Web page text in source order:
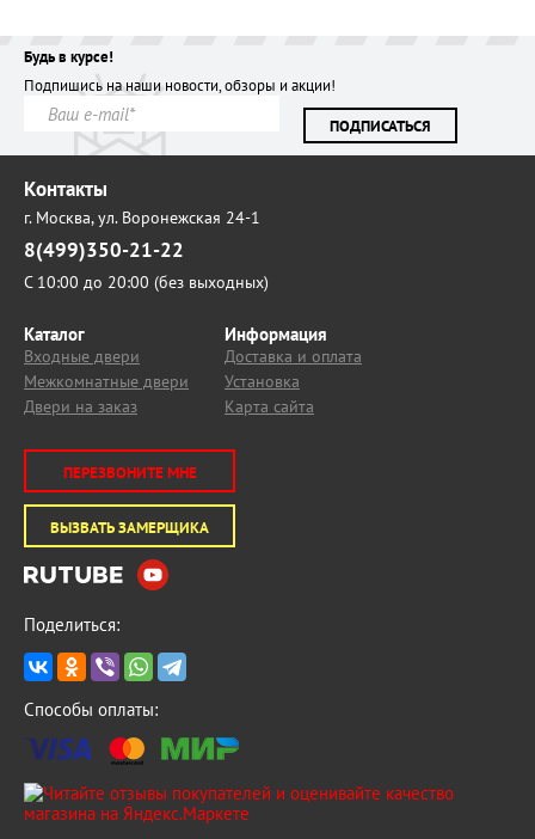
Будь в курсе!
Подпишись на наши новости, обзоры и акции!
ПОДПИСАТЬСЯ
Контакты
г. Москва,ул. Воронежская 24-1
8(499)350-21-22
С 10:00 до 20:00 (без выходных)
Каталог
Входные двери
Межкомнатные двери
Двери на заказ
Информация
Доставка и оплата
Установка
Карта сайта
ПЕРЕЗВОНИТЕ МНЕ
ВЫЗВАТЬ ЗАМЕРЩИКА
Поделиться:
Способы оплаты: